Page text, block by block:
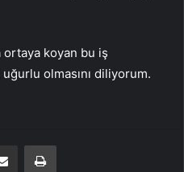
ortaya koyan bu iş
uğurlu olmasını diliyorum.
E-Posta ile paylaş Yazdır